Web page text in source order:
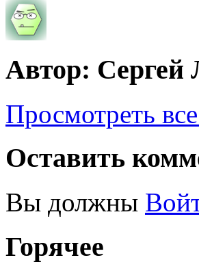
Автор: Сергей
Просмотреть
Оставить
Вы должны
Горячее